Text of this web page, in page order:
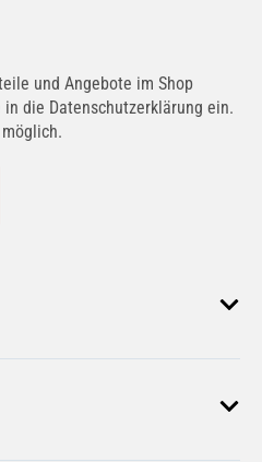
und Angebote im Shop
die Datenschutzerklärung ein.